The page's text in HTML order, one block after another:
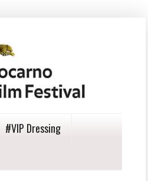
#VIP Dressing